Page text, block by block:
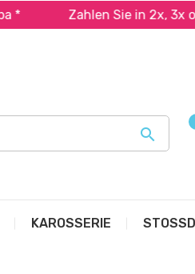
Zahlen Sie in 2x, 3x

KAROSSERIE